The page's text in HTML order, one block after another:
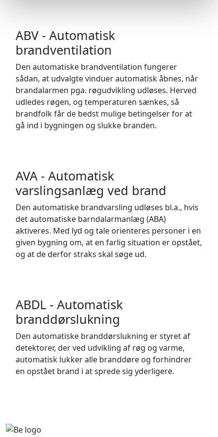
ABV - Automatisk
brandventilation
Den automatiske brandventilation fungerer
sådan, at udvalgte vinduer automatisk åbnes, når
brandalarmen pga. røgudvikling udløses. Herved
udledes røgen, og temperaturen sænkes, så
brandfolk får de bedst mulige betingelser for at
gå ind i bygningen og slukke branden.
AVA - Automatisk
varslingsanlæg ved brand
Den automatiske brandvarsling udløses bl.a., hvis
det automatiske barndalarmanlæg (ABA)
aktiveres. Med lyd og tale orienteres personer i en
given bygning om, at en farlig situation er opstået,
og at de derfor straks skal søge ud.
ABDL - Automatisk
branddørslukning
Den automatiske branddørslukning er styret af
detektorer, der ved udvikling af røg og varme,
automatisk lukker alle branddøre og forhindrer
en opstået brand i at sprede sig yderligere.